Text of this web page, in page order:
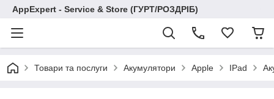
AppExpert - Service & Store (ГУРТ/РОЗДРІБ)
Товари та послуги Акумулятори Apple IPad